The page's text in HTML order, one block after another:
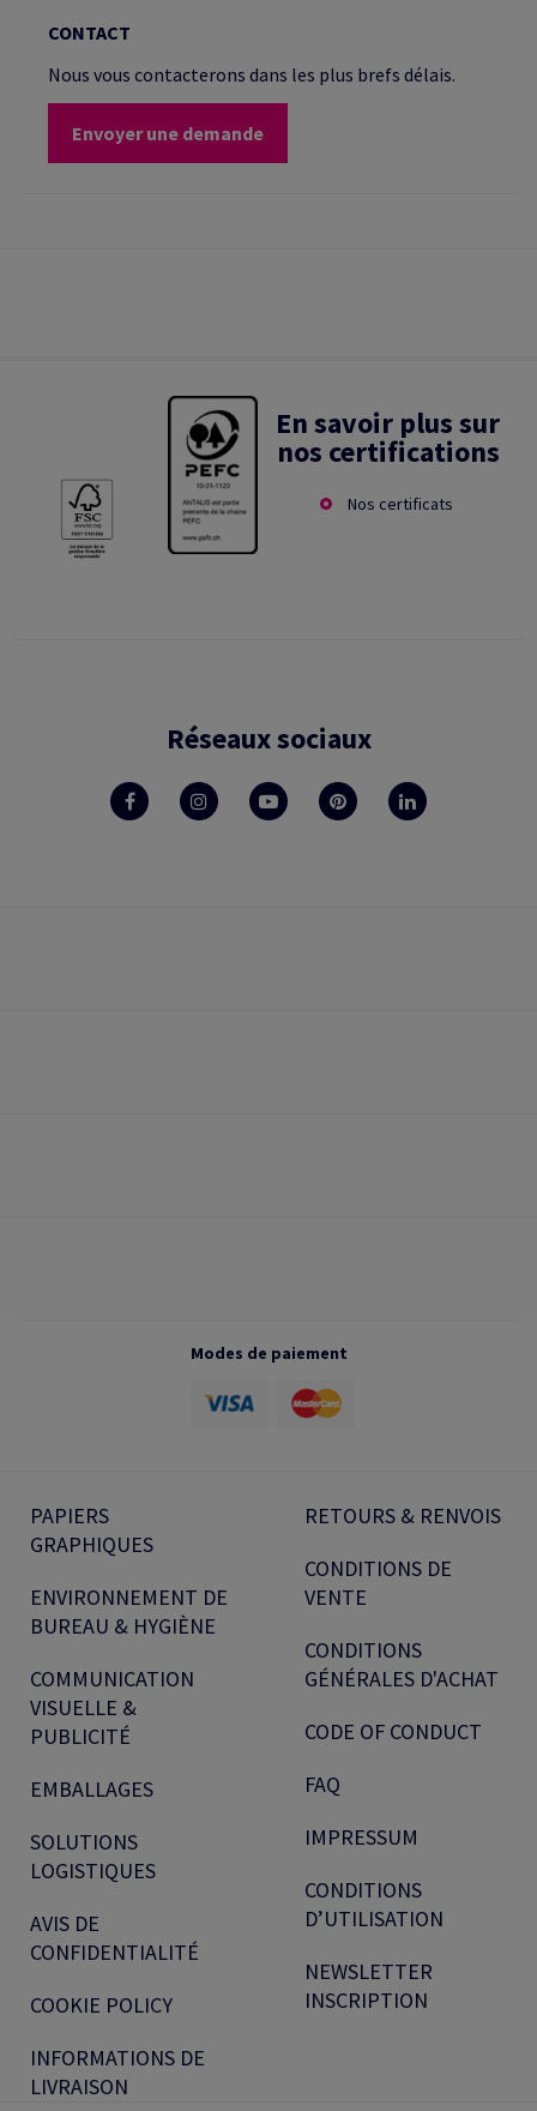
CONTACT
Nous vous contacterons dans les plus brefs délais.
Envoyer une demande
En savoir plus sur
nos certifications
Nos certificats
Réseaux sociaux
Modes de paiement
PAPIERS
GRAPHIQUES
ENVIRONNEMENT DE
BUREAU & HYGIÈNE
COMMUNICATION
VISUELLE &
PUBLICITÉ
EMBALLAGES
SOLUTIONS
LOGISTIQUES
AVIS DE
CONFIDENTIALITÉ
COOKIE POLICY
INFORMATIONS DE
LIVRAISON
RETOURS & RENVOIS
CONDITIONS DE
VENTE
CONDITIONS
GÉNÉRALES D'ACHAT
CODE OF CONDUCT
FAQ
IMPRESSUM
CONDITIONS
D’UTILISATION
NEWSLETTER
INSCRIPTION